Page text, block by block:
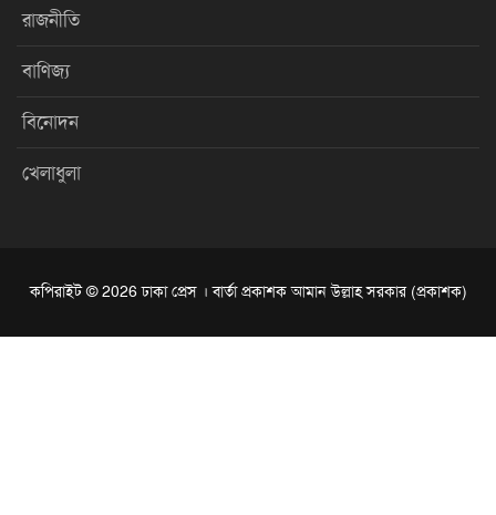
রাজনীতি
বাণিজ্য
বিনোদন
খেলাধুলা
কপিরাইট © 2026 ঢাকা প্রেস । বার্তা প্রকাশক আমান উল্লাহ সরকার (প্রকাশক)